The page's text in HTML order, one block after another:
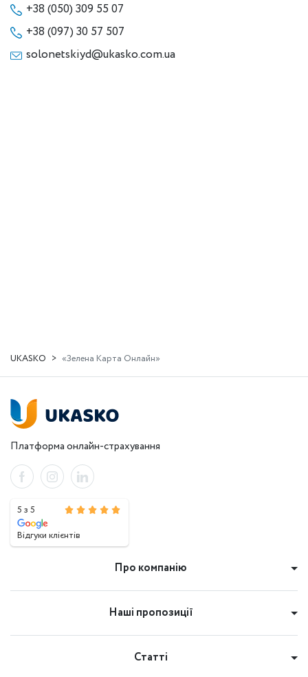
+38 (050) 309 55 07
+38 (097) 30 57 507
solonetskiyd@ukasko.com.ua
UKASKO «Зелена Карта Онлайн»
Платформа онлайн-страхування
5 з 5
Відгуки клієнтів
Про компанію
Наші пропозиції
Статті